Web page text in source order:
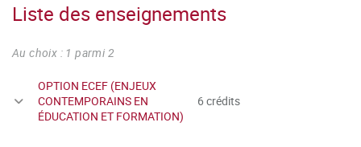
Liste des enseignements
Au choix : 1 parmi 2
OPTION ECEF (ENJEUX
CONTEMPORAINS EN
ÉDUCATION ET FORMATION)
6 crédits